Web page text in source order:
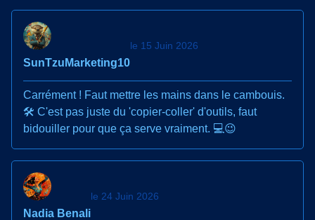
SunTzuMarketing10
le 15 Juin 2026
Carrément ! Faut mettre les mains dans le cambouis.
🛠️ C'est pas juste du 'copier-coller' d'outils, faut
bidouiller pour que ça serve vraiment. 💻😉
Nadia Benali
le 24 Juin 2026